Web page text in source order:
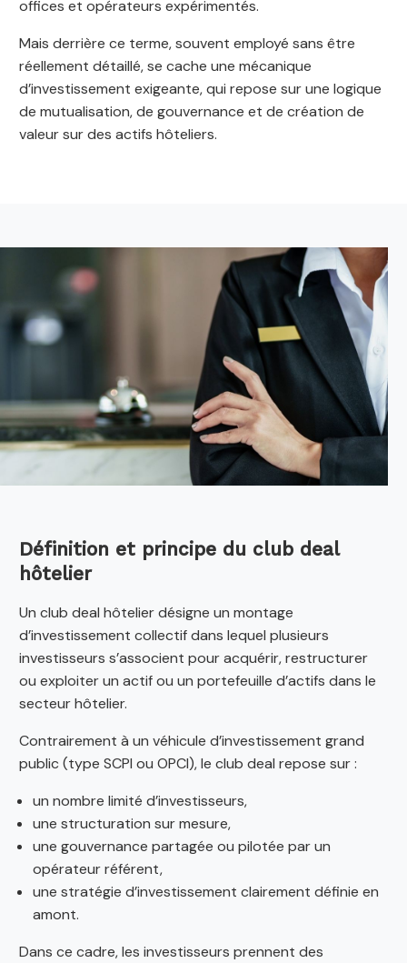
offices et opérateurs expérimentés.
Mais derrière ce terme, souvent employé sans être
réellement détaillé, se cache une mécanique
d’investissement exigeante, qui repose sur une logique
de mutualisation, de gouvernance et de création de
valeur sur des actifs hôteliers.
Définition et principe du club deal
hôtelier
Un club deal hôtelier désigne un montage
d’investissement collectif dans lequel plusieurs
investisseurs s’associent pour acquérir, restructurer
ou exploiter un actif ou un portefeuille d’actifs dans le
secteur hôtelier.
Contrairement à un véhicule d’investissement grand
public (type SCPI ou OPCI), le club deal repose sur :
un nombre limité d’investisseurs,
une structuration sur mesure,
une gouvernance partagée ou pilotée par un
opérateur référent,
une stratégie d’investissement clairement définie en
amont.
Dans ce cadre, les investisseurs prennent des